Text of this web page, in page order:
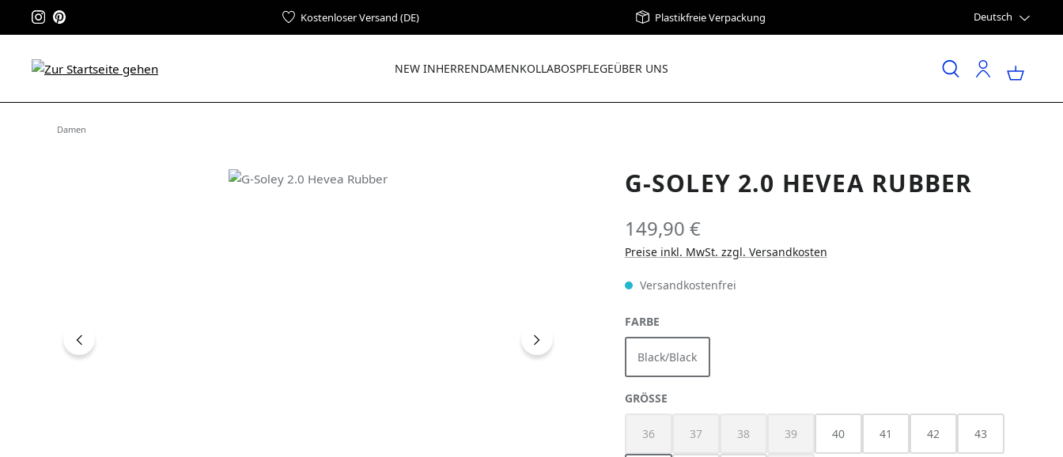
Kostenloser Versand (DE) Plastikfreie Verpackung Deutsch
NEW INHERRENDAMENKOLLABOSPFLEGEÜBER UNS
Damen
G-SOLEY 2.0 HEVEA RUBBER
149,90 €
Preise inkl. MwSt. zzgl. Versandkosten
Versandkostenfrei
FARBEAUSWÄHLEN
Black/Black
GRÖSSE AUSWÄHLEN
36
(Diese Option ist zurzeit nicht verfügbar.)
37
(Diese Option ist zurzeit nicht verfügbar.)
38
(Diese Option ist zurzeit nicht verfügbar.)
39
(Diese Option ist zurzeit nicht verfügbar.)
40 41 42 43